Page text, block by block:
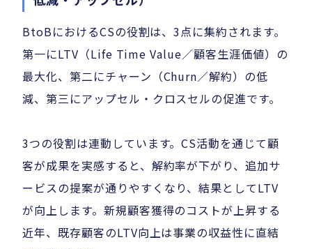
BtoBにおけるCSの役割は、3点に集約されます。
第一にLTV（Life Time Value／顧客生涯価値）の
最大化、第二にチャーン（Churn／解約）の低
減、第三にアップセル・クロスセルの促進です。
3つの役割は連動しています。CS活動を通じて顧
客が成果を実感すると、解約率が下がり、追加サ
ービスの提案が通りやすくなり、結果としてLTV
が向上します。新規顧客獲得のコストが上昇する
近年、既存顧客のLTV向上は事業の収益性に直結